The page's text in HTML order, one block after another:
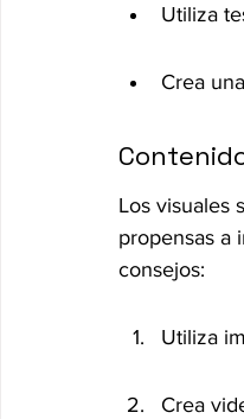
Utiliza
Crea
Los visuales
propensas a
consejos:
Utiliza
Crea